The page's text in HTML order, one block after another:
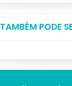
PODE